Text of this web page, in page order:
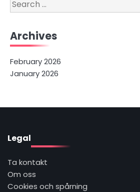
for:
Archives
February 2026
January 2026
Legal
Ta kontakt
Om oss
Cookies och spårning